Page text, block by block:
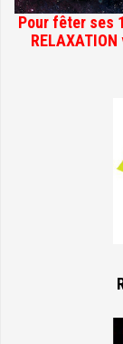
Pour fêter ses